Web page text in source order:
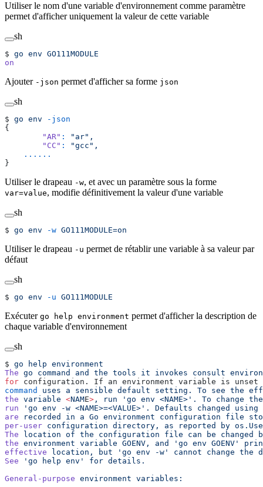
Utiliser le nom d'une variable d'environnement comme paramètre
permet d'afficher uniquement la valeur de cette variable
sh
$ go env GO111MODULE
on
Ajouter -json permet d'afficher sa forme json
sh
$ go env -json
{
        "AR"
:
"ar",
        "CC"
:
"gcc",
    ......
}
Utiliser le drapeau -w, et avec un paramètre sous la forme
var=value, modifie définitivement la valeur d'une variable
sh
$ go env -w GO111MODULE=on
Utiliser le drapeau -u permet de rétablir une variable à sa valeur par
défaut
sh
$ go env -u GO111MODULE
Exécuter go help environment permet d'afficher la description de
chaque variable d'environnement
sh
$ go help environment
The go command and the tools it invokes consult
for configuration. If an environment variable is unset
command
uses a sensible default setting. To see the
the variable <NAME> , run 'go env <NAME>'. To change the
run 'go env -w <NAME>=<VALUE>'. Defaults changed using
are recorded in a Go environment configuration file
per-user configuration directory, as reported by
The location of the configuration file can be changed
the environment variable GOENV, and 'go env GOENV'
effective location, but 'go env -w' cannot change the
See 'go help env' for details.
General-purpose environment variables: